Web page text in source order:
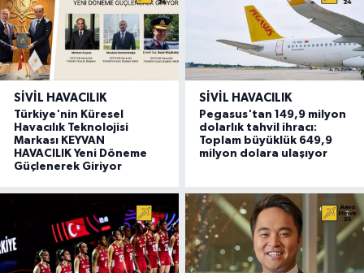
SIVIL HAVACILIK
Türkiye'nin Küresel
Havacılık Teknolojisi
Markası KEYVAN
HAVACILIK Yeni Döneme
Güçlenerek Giriyor
SIVIL HAVACILIK
Pegasus'tan 149,9 milyon
dolarlık tahvil ihracı:
Toplam büyüklük 649,9
milyon dolara ulaşıyor